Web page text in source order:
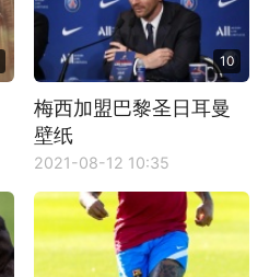
10
梅西加盟巴黎圣日耳曼
壁纸
2021-08-12 10:35